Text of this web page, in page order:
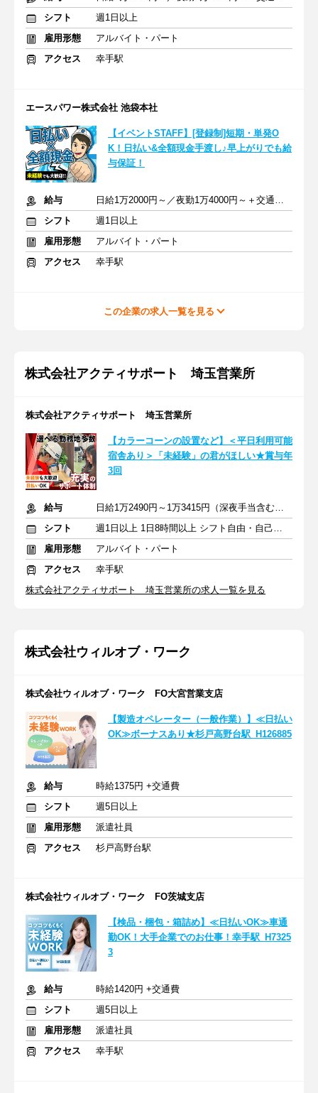
シフト
週1日以上
雇用形態
アルバイト・パート
アクセス
幸手駅
エースパワー株式会社 池袋本社
【イベントSTAFF】[登録制]短期・単発O
K！日払い&全額現金手渡し♪早上がりでも給
与保証！
給与
日給1万2000円～／夜勤1万4000円～＋交通費＋各種手当
シフト
週1日以上
雇用形態
アルバイト・パート
アクセス
幸手駅
この企業の求人一覧を見る
株式会社アクティサポート 埼玉営業所
株式会社アクティサポート 埼玉営業所
【カラーコーンの設置など】＜平日利用可能
宿舎あり＞「未経験」の君がほしい★賞与年
3回
給与
日給1万2490円～1万3415円（深夜手当含む）＋交通費全額＋賞与
シフト
週1日以上 1日8時間以上 シフト自由・自己申告
雇用形態
アルバイト・パート
アクセス
幸手駅
株式会社アクティサポート 埼玉営業所の求人一覧を見る
株式会社ウィルオブ・ワーク
株式会社ウィルオブ・ワーク FO大宮営業支店
【製造オペレーター（一般作業）】≪日払い
OK≫ボーナスあり★杉戸高野台駅_H126885
給与
時給1375円 +交通費
シフト
週5日以上
雇用形態
派遣社員
アクセス
杉戸高野台駅
株式会社ウィルオブ・ワーク FO茨城支店
【検品・梱包・箱詰め】≪日払いOK≫車通
勤OK！大手企業でのお仕事！幸手駅_H7325
3
給与
時給1420円 +交通費
シフト
週5日以上
雇用形態
派遣社員
アクセス
幸手駅